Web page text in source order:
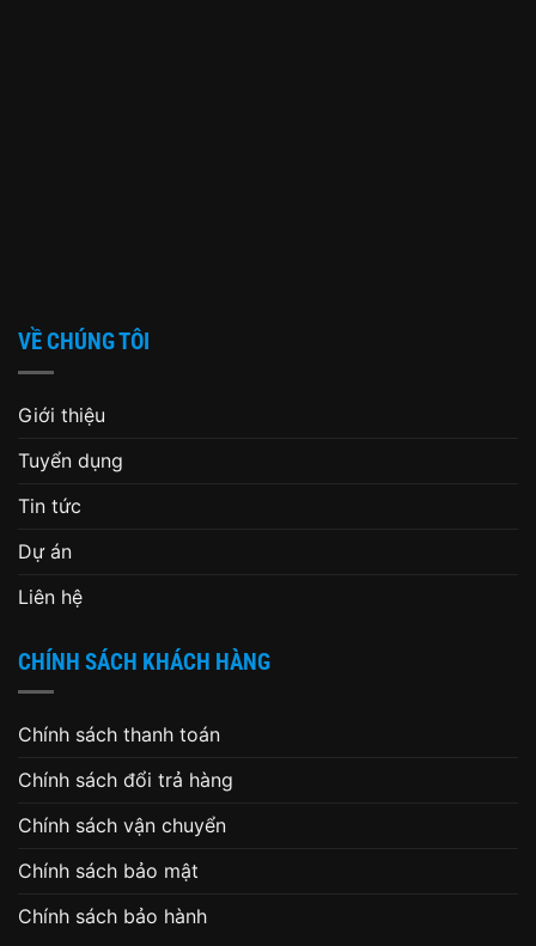
VỀ CHÚNG TÔI
Giới thiệu
Tuyển dụng
Tin tức
Dự án
Liên hệ
CHÍNH SÁCH KHÁCH HÀNG
Chính sách thanh toán
Chính sách đổi trả hàng
Chính sách vận chuyển
Chính sách bảo mật
Chính sách bảo hành